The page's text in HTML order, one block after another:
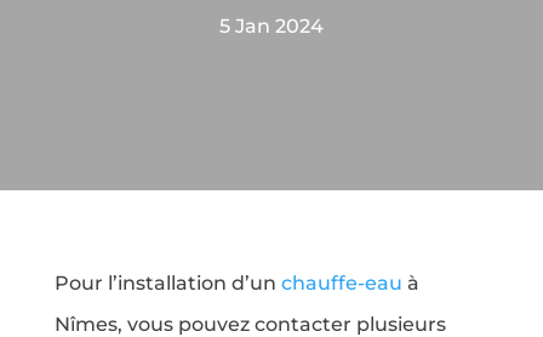
5 Jan 2024
Pour l’installation d’un chauffe-eau à
Nîmes, vous pouvez contacter plusieurs